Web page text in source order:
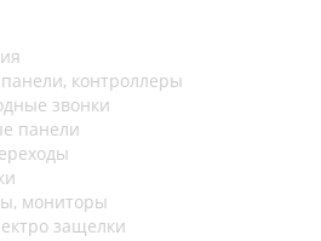
контроллеры
звонки
панели
мониторы
защелки